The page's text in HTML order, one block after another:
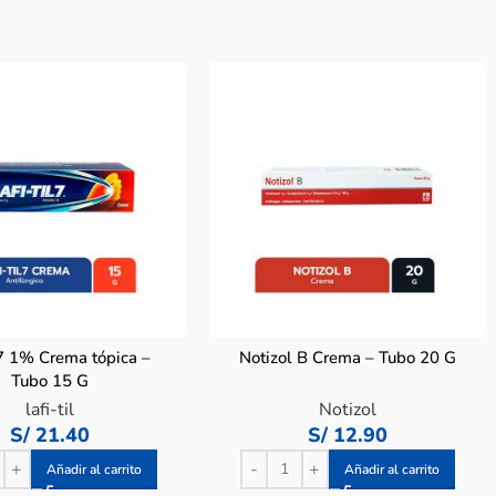
Crema tópica –
Tubo 15 G
lafi-til
S/21.40
Añadir al carrito
Notizol B Crema – Tubo 20 G
Notizol
S/12.90
Añadir al carrito